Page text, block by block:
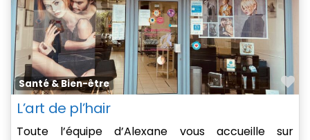
Santé & Bien-être
L’art de pl’hair
Toute l’équipe d’Alexane vous accueille sur